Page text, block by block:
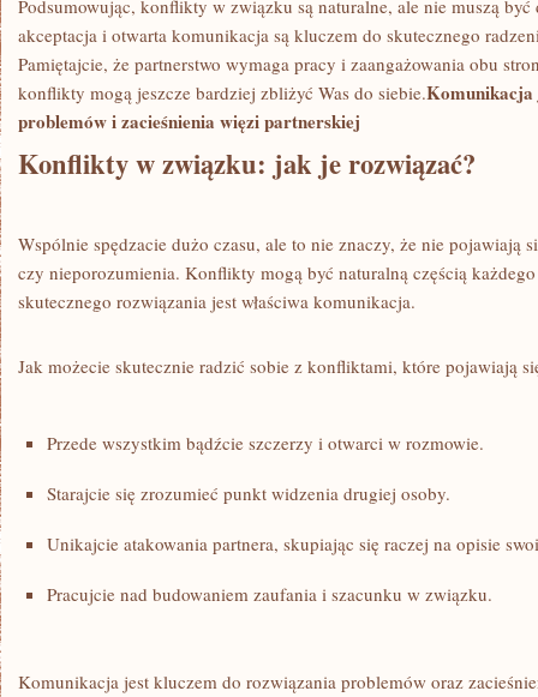
Podsumowując, konflikty⁢ w związku są‍ naturalne, ale nie muszą
akceptacja i otwarta komunikacja są kluczem do skutecznego
Pamiętajcie, że partnerstwo wymaga pracy‌ i zaangażowania obu
konflikty⁤ mogą⁤ jeszcze bardziej zbliżyć Was do siebie.Komunikacja
problemów i zacieśnienia więzi⁤ partnerskiej
Konflikty w związku:⁣ jak je rozwiązać?
Wspólnie spędzacie dużo czasu, ⁢ale to nie znaczy, że nie pojawiają​
czy nieporozumienia. Konflikty mogą być naturalną ⁤częścią
skutecznego rozwiązania ‍jest⁢ właściwa komunikacja.
Jak możecie skutecznie radzić sobie z konfliktami, które ⁤pojawiają
Przede wszystkim bądźcie szczerzy i ‍otwarci ⁤w‌ rozmowie.
Starajcie się zrozumieć punkt⁣ widzenia drugiej osoby.
Unikajcie atakowania partnera, skupiając się raczej‍ na opisie​
Pracujcie nad‌ budowaniem zaufania‍ i szacunku w związku.
Komunikacja jest ‍kluczem ⁤do rozwiązania problemów oraz⁤